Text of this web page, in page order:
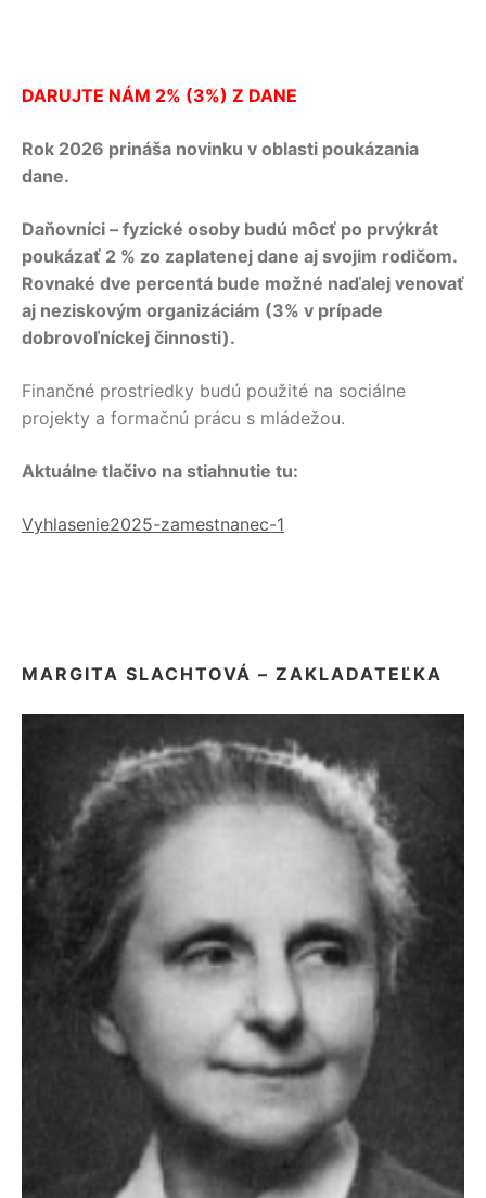
DARUJTE NÁM 2% (3%) Z DANE
Rok 2026 prináša novinku v oblasti poukázania
dane.
Daňovníci – fyzické osoby budú môcť po prvýkrát
poukázať 2 % zo zaplatenej dane aj svojim rodičom.
Rovnaké dve percentá bude možné naďalej venovať
aj neziskovým organizáciám (3% v prípade
dobrovoľníckej činnosti).
Finančné prostriedky budú použité na sociálne
projekty a formačnú prácu s mládežou.
Aktuálne tlačivo na stiahnutie tu:
Vyhlasenie2025-zamestnanec-1
MARGITA SLACHTOVÁ – ZAKLADATEĽKA